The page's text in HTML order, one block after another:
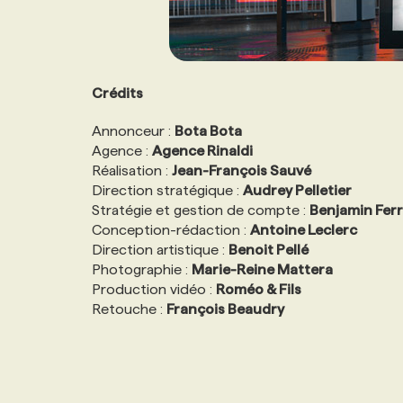
Crédits
Annonceur : Bota Bota
Agence : Agence Rinaldi
Réalisation : Jean-François Sauvé
Direction stratégique : Audrey Pelletier
Stratégie et gestion de compte : Benjamin
Conception-rédaction : Antoine Leclerc
Direction artistique : Benoit Pellé
Photographie : Marie-Reine Mattera
Production vidéo : Roméo & Fils
Retouche : François Beaudry